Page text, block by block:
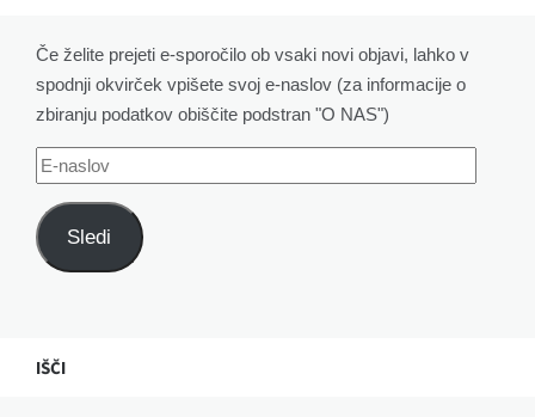
Če želite prejeti e-sporočilo ob vsaki novi objavi, lahko v
spodnji okvirček vpišete svoj e-naslov (za informacije o
zbiranju podatkov obiščite podstran "O NAS")
E-
naslov
Sledi
IŠČI